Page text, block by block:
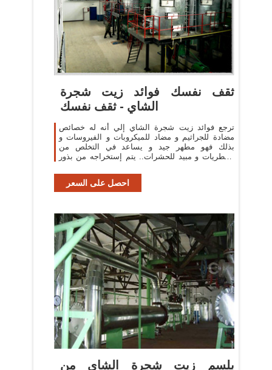
ثقف نفسك فوائد زيت شجرة
الشاي - ثقف نفسك
ترجع فوائد زيت شجرة الشاي إلي أنه له خصائص
مضادة للجراثيم و مضاد للميكروبات و الفيروسات و
بذلك فهو مطهر جيد و يساعد في التخلص من
الفطريات و مبيد للحشرات.. يتم إستخراجه من بذور
احصل على السعر
بلسم زيت شجرة الشاي من